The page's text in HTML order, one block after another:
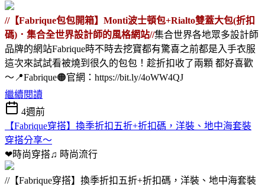
//【Fabrique包包開箱】Monti波士頓包+Rialto雙蓋大包(折扣
碼)．集合全世界設計師的風格網站//集合世界各地眾多設計師
品牌的網站Fabrique時不時去挖寶都有驚喜之前都是入手衣服
這次來試試看被燒到很久的包包！趁折扣收了兩顆 都好喜歡
～📍Fabrique🟠官網：https://bit.ly/4oWW4QJ
繼續閱讀
4週前
【Fabrique穿搭】換季折扣五折+折扣碼，洋裝、地中海套裝
穿搭分享～
❤時尚穿搭♫ 時尚流行
//【Fabrique穿搭】換季折扣五折+折扣碼，洋裝、地中海套裝